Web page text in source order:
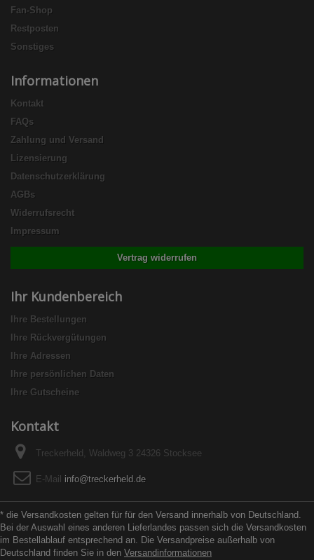
Fan-Shop
Restposten
Sonstiges
Informationen
Kontakt
FAQs
Zahlung und Versand
Lizensierung
Datenschutzerklärung
AGBs
Widerrufsrecht
Impressum
Vertrag widerrufen
Ihr Kundenbereich
Ihre Bestellungen
Ihre Rückvergütungen
Ihre Adressen
Ihre persönlichen Daten
Ihre Gutscheine
Kontakt
Treckerheld, Waldweg 3 24326 Stocksee
E-Mail info@treckerheld.de
* die Versandkosten gelten für für den Versand innerhalb von Deutschland.
Bei der Auswahl eines anderen Lieferlandes passen sich die Versandkosten
im Bestellablauf entsprechend an. Die Versandpreise außerhalb von
Deutschland finden Sie in den Versandinformationen